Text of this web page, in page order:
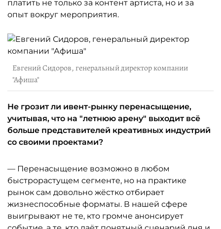
платить не только за контент артиста, но и за
опыт вокруг мероприятия.
Евгений Сидоров, генеральный директор компании
"Афиша"
Не грозит ли ивент-рынку перенасыщение,
учитывая, что на "летнюю арену" выходит всё
больше представителей креативных индустрий
со своими проектами?
— Перенасыщение возможно в любом
быстрорастущем сегменте, но на практике
рынок сам довольно жёстко отбирает
жизнеспособные форматы. В нашей сфере
выигрывают не те, кто громче анонсирует